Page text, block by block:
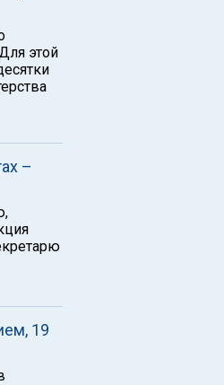
этой
–
19